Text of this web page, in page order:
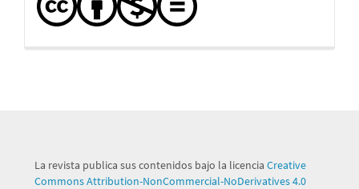
La revista publica sus contenidos bajo la licencia Creative
Commons Attribution-NonCommercial-NoDerivatives 4.0